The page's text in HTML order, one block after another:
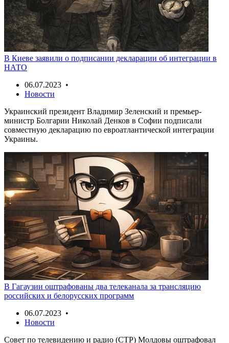
В Киеве заявили о подписании декларации об интеграции в
НАТО
06.07.2023 •
Новости
Украинский президент Владимир Зеленский и премьер-
министр Болгарии Николай Денков в Софии подписали
совместную декларацию по евроатлантической интеграции
Украины.
В Гагаузии оштрафованы два телеканала за трансляцию
российских и белорусских программ
06.07.2023 •
Новости
Совет по телевидению и радио (СТР) Молдовы оштрафовал